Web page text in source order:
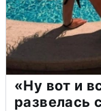
«Ну вот и
развелась